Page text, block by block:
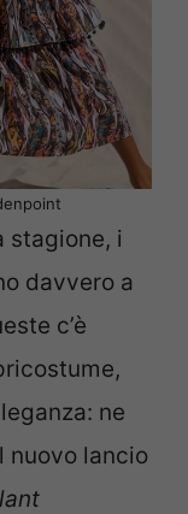
stagione, i
davvero a
c’è
ne
nuovo lancio